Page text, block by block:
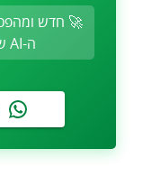
🚀 חדש
ה-AI שלנו – ישירות בוואטסאפ